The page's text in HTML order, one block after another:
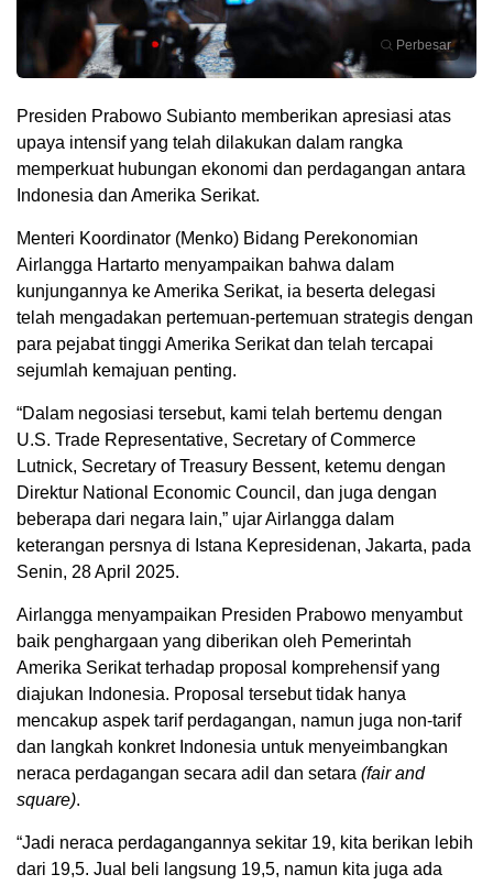
Perbesar
Presiden Prabowo Subianto memberikan apresiasi atas
upaya intensif yang telah dilakukan dalam rangka
memperkuat hubungan ekonomi dan perdagangan antara
Indonesia dan Amerika Serikat.
Menteri Koordinator (Menko) Bidang Perekonomian
Airlangga Hartarto menyampaikan bahwa dalam
kunjungannya ke Amerika Serikat, ia beserta delegasi
telah mengadakan pertemuan-pertemuan strategis dengan
para pejabat tinggi Amerika Serikat dan telah tercapai
sejumlah kemajuan penting.
“Dalam negosiasi tersebut, kami telah bertemu dengan
U.S. Trade Representative, Secretary of Commerce
Lutnick, Secretary of Treasury Bessent, ketemu dengan
Direktur National Economic Council, dan juga dengan
beberapa dari negara lain,” ujar Airlangga dalam
keterangan persnya di Istana Kepresidenan, Jakarta, pada
Senin, 28 April 2025.
Airlangga menyampaikan Presiden Prabowo menyambut
baik penghargaan yang diberikan oleh Pemerintah
Amerika Serikat terhadap proposal komprehensif yang
diajukan Indonesia. Proposal tersebut tidak hanya
mencakup aspek tarif perdagangan, namun juga non-tarif
dan langkah konkret Indonesia untuk menyeimbangkan
neraca perdagangan secara adil dan setara (fair and
square).
“Jadi neraca perdagangannya sekitar 19, kita berikan lebih
dari 19,5. Jual beli langsung 19,5, namun kita juga ada